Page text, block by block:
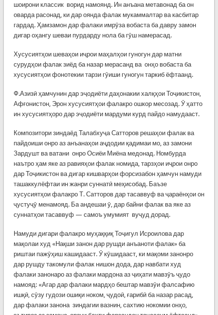
шоирони классик ворид намоянд. Ин анъана метавонад ба он
оварда расонад, ки дар оянда фалак мукаммалтар ва касбитар
гардад. Ҳамзамон дар фалаки имрӯза вобаста ба давру замон
дигар оҳангу шеваи пурдарду нола ба гӯш намерасад.
Хусусиятҳои шеваҳои иҷрои маҳалҳои гуногун дар матни
сурудҳои фалак зиёд ба назар мерасанд ва онҳо вобаста ба
хусусиятҳои фонотекии тарзи гӯиши гуногун таркиб ёфтаанд.
Ф.Азизӣ ҳамчунин дар эҷодиёти даҳонакии халқҳои Тоҷикистон,
Афғонистон, Эрон хусусиятҳои фалакро ошкор месозад. Ӯ ҳатто
ин хусусиятҳоро дар эҷодиёти мардуми курд пайдо намудааст.
Композитори зиндаёд Талабхуҷа Сатторов решаҳои фалак ва
пайдоиши онро аз анъанаҳои аҷдодии қадимаи мо, аз замони
Зардушт ва ватани онро Осиёи Миёна медонад. Номбурда
наътро ҳам яке аз равияҳои фалак номида, тарзҳои иҷрои онро
дар Тоҷикистон ва дигар кишварҳои форсизабон ҳамчун намуди
ташаккулёфтаи ин жанри суннатӣ меҳисобад. Баъзе
хусусиятҳои фалакро Т. Сатторов дар тасаввуф ва ҷараёнҳои он
ҷустуҷӯ менамояд. Ба андешаи ӯ, дар байни фалак ва яке аз
суннатҳои тасаввуф — самоъ умумият вуҷуд дорад.
Намуди дигари фалакро муҳаққиқ Тоҷигул Исроилова дар
мақолаи худ «Нақши занон дар рушди анъаноти фалак» ба
риштаи пажӯҳиш кашидааст. Ӯ кӯшидааст, ки мақоми занонро
дар рушду такомули фалак нишон дода, дар навбати худ
фалаки занонаро аз фалаки мардона аз ҷиҳати мавзӯъ ҷудо
намояд: «Агар дар фалаки мардҳо бештар мавзӯи фалсафию
ишқӣ, сӯзу гудози ошиқи ноком, ҷудоӣ, ғарибӣ ба назар расад,
дар фалаки занона зиндагии вазнин, сахтию нокомии онҳо,